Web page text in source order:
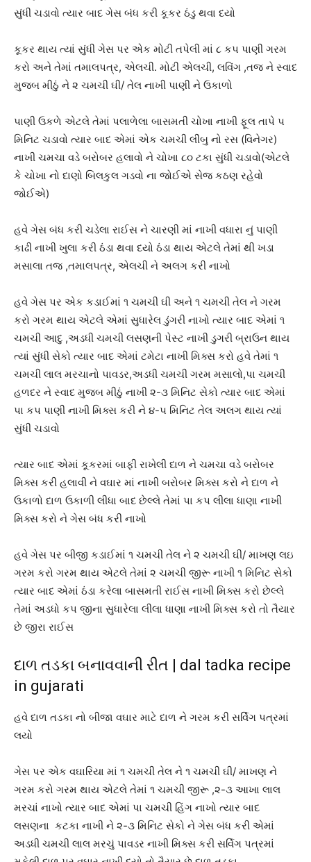
સુંધી ચડાવો ત્યાર બાદ ગેસ બંધ કરી કૂકર ઠંડુ થવા દયો
કૂકર થાય ત્યાં સુંધી ગેસ પર એક મોટી તપેલી માં ૮ કપ પાણી ગરમ
કરો અને તેમાં તમાલપત્ર, એલચી. મોટી એલચી, લવિંગ ,તજ ને સ્વાદ
મુજબ મીઠું ને ૨ ચમચી ઘી/ તેલ નાખી પાણી ને ઉકાળો
પાણી ઉકળે એટલે તેમાં પલાળેલા બાસમતી ચોખા નાખી ફૂલ તાપે ૫
મિનિટ ચડાવો ત્યાર બાદ એમાં એક ચમચી લીંબુ નો રસ (વિનેગર)
નાખી ચમચા વડે બરોબર હલાવો ને ચોખા ૮૦ ટકા સુંધી ચડાવો(એટલે
કે ચોખા નો દાણો બિલકુલ ગડવો ના જોઈએ સેજ કઠણ રહેવો
જોઈએ)
હવે ગેસ બંધ કરી ચડેલા રાઈસ ને ચારણી માં નાખી વધારા નું પાણી
કાઢી નાખી ખુલા કરી ઠંડા થવા દયો ઠંડા થાય એટલે તેમાં થી ખડા
મસાલા તજ ,તમાલપત્ર, એલચી ને અલગ કરી નાખો
હવે ગેસ પર એક કડાઈમાં ૧ ચમચી ઘી અને ૧ ચમચી તેલ ને ગરમ
કરો ગરમ થાય એટલે એમાં સુધારેલ ડુંગરી નાખો ત્યાર બાદ એમાં ૧
ચમચી આદુ ,અડધી ચમચી લસણની પેસ્ટ નાખી ડુગરી બ્રાઉન થાય
ત્યાં સુંધી સેકો ત્યાર બાદ એમાં ટમેટા નાખી મિક્સ કરો હવે તેમાં ૧
ચમચી લાલ મરચાનો પાવડર,અડધી ચમચી ગરમ મસાલો,પા ચમચી
હળદર ને સ્વાદ મુજબ મીઠું નાખી ૨-૩ મિનિટ સેકો ત્યાર બાદ એમાં
પા કપ પાણી નાખી મિક્સ કરી ને ૪-૫ મિનિટ તેલ અલગ થાય ત્યાં
સુંધી ચડાવો
ત્યાર બાદ એમાં કૂકરમાં બાફી રાખેલી દાળ ને ચમચા વડે બરોબર
મિક્સ કરી હલાવી ને વઘાર માં નાખી બરોબર મિક્સ કરો ને દાળ ને
ઉકાળો દાળ ઉકાળી લીધા બાદ છેલ્લે તેમાં પા કપ લીલા ધાણા નાખી
મિક્સ કરો ને ગેસ બંધ કરી નાખો
હવે ગેસ પર બીજી કડાઈમાં ૧ ચમચી તેલ ને ૨ ચમચી ઘી/ માખણ લઇ
ગરમ કરો ગરમ થાય એટલે તેમાં ૨ ચમચી જીરૂ નાખી ૧ મિનિટ સેકો
ત્યાર બાદ એમાં ઠંડા કરેલા બાસમતી રાઈસ નાખી મિક્સ કરો છેલ્લે
તેમાં અડધો કપ જીના સુધારેલા લીલા ધાણા નાખી મિક્સ કરો તો તૈયાર
છે જીરા રાઈસ
દાળ તડકા બનાવવાની રીત | dal tadka recipe
in gujarati
હવે દાળ તડકા નો બીજા વઘાર માટે દાળ ને ગરમ કરી સર્વિંગ પત્રમાં
લયો
ગેસ પર એક વઘારિયા માં ૧ ચમચી તેલ ને ૧ ચમચી ઘી/ માખણ ને
ગરમ કરો ગરમ થાય એટલે તેમાં ૧ ચમચી જીરૂ ,૨-૩ આખા લાલ
મરચાં નાખો ત્યાર બાદ એમાં પા ચમચી હિંગ નાખો ત્યાર બાદ
લસણના કટકા નાખી ને ૨-૩ મિનિટ સેકો ને ગેસ બંધ કરી એમાં
અડધી ચમચી લાલ મરચું પાવડર નાખી મિક્સ કરી સર્વિગ પત્રમાં